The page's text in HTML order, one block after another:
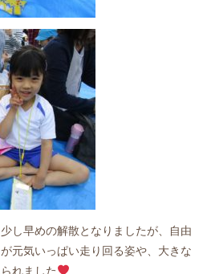
し早めの解散となりましたが、自由
元気いっぱい走り回る姿や、大きな
れました